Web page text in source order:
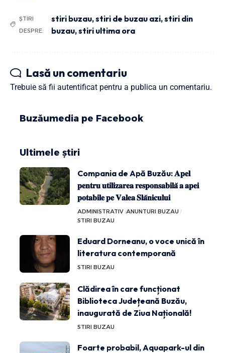
ȘTIRI
DESPRE:
stiri buzau,stiri de buzau azi,stiri din
buzau,stiri ultima ora
Lasă un comentariu
Trebuie să fii autentificat pentru a publica un comentariu.
Buzăumedia pe Facebook
Ultimele știri
Compania de Apă Buzău: 𝐀𝐩𝐞𝐥
𝐩𝐞𝐧𝐭𝐫𝐮 𝐮𝐭𝐢𝐥𝐢𝐳𝐚𝐫𝐞𝐚 𝐫𝐞𝐬𝐩𝐨𝐧𝐬𝐚𝐛𝐢𝐥𝐚̆ 𝐚 𝐚𝐩𝐞𝐢
𝐩𝐨𝐭𝐚𝐛𝐢𝐥𝐞 𝐩𝐞 𝐕𝐚𝐥𝐞𝐚 𝐒𝐥𝐚̆𝐧𝐢𝐜𝐮𝐥𝐮𝐢
ADMINISTRATIV ANUNTURI BUZAU
STIRI BUZAU
Eduard Dorneanu, o voce unică în
literatura contemporană
STIRI BUZAU
Clădirea în care funcționat
Biblioteca Județeană Buzău,
inaugurată de Ziua Națională!
STIRI BUZAU
Foarte probabil, Aquapark-ul din